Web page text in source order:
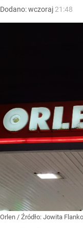
Dodano:wczoraj 21:48
Orlen / Źródło: Jowita